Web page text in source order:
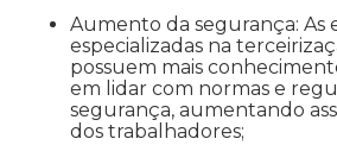
Aumento da segurança: As empresas
especializadas na
possuem mais
em lidar com normas e
segurança, aumentando
dos trabalhadores;